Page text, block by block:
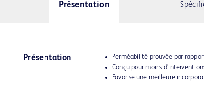
Présentation
Présentation
Perméabilité prouvée par
Conçu pour moins
Favorise une meilleure